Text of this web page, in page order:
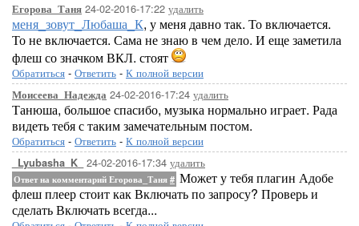
Егорова_Таня 24-02-2016-17:22 удалить
меня_зовут_Любаша_К, у меня давно так. То включается.
То не включается. Сама не знаю в чем дело. И еще заметила
флеш со значком ВКЛ. стоят
Обратиться - Ответить - К полной версии
Моисеева_Надежда 24-02-2016-17:24 удалить
Танюша, большое спасибо, музыка нормально играет. Рада
видеть тебя с таким замечательным постом.
Обратиться - Ответить - К полной версии
_Lyubasha_K_ 24-02-2016-17:34 удалить
Ответ на комментарий Егорова_Таня # Может у тебя плагин Адобе
флеш плеер стоит как Включать по запросу? Проверь и
сделать Включать всегда...